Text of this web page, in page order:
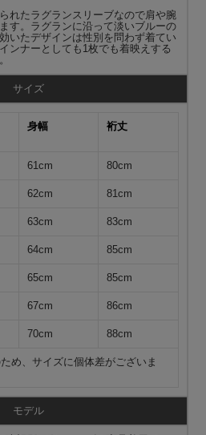
れたラグランスリーブなので肩や腕
す。ラグランに沿って淡いブルーの
いたデザインは性別を問わず着てい
ンナーとしても1枚でも着映えする
サイズ
身幅 裄丈
61cm 80cm
62cm 81cm
63cm 83cm
64cm 85cm
65cm 85cm
67cm 86cm
70cm 88cm
め、サイズに個体差がございま
モデル